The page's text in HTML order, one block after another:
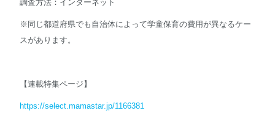
調査方法：インターネット
※同じ都道府県でも自治体によって学童保育の費用が異なるケー
スがあります。
【連載特集ページ】
https://select.mamastar.jp/1166381